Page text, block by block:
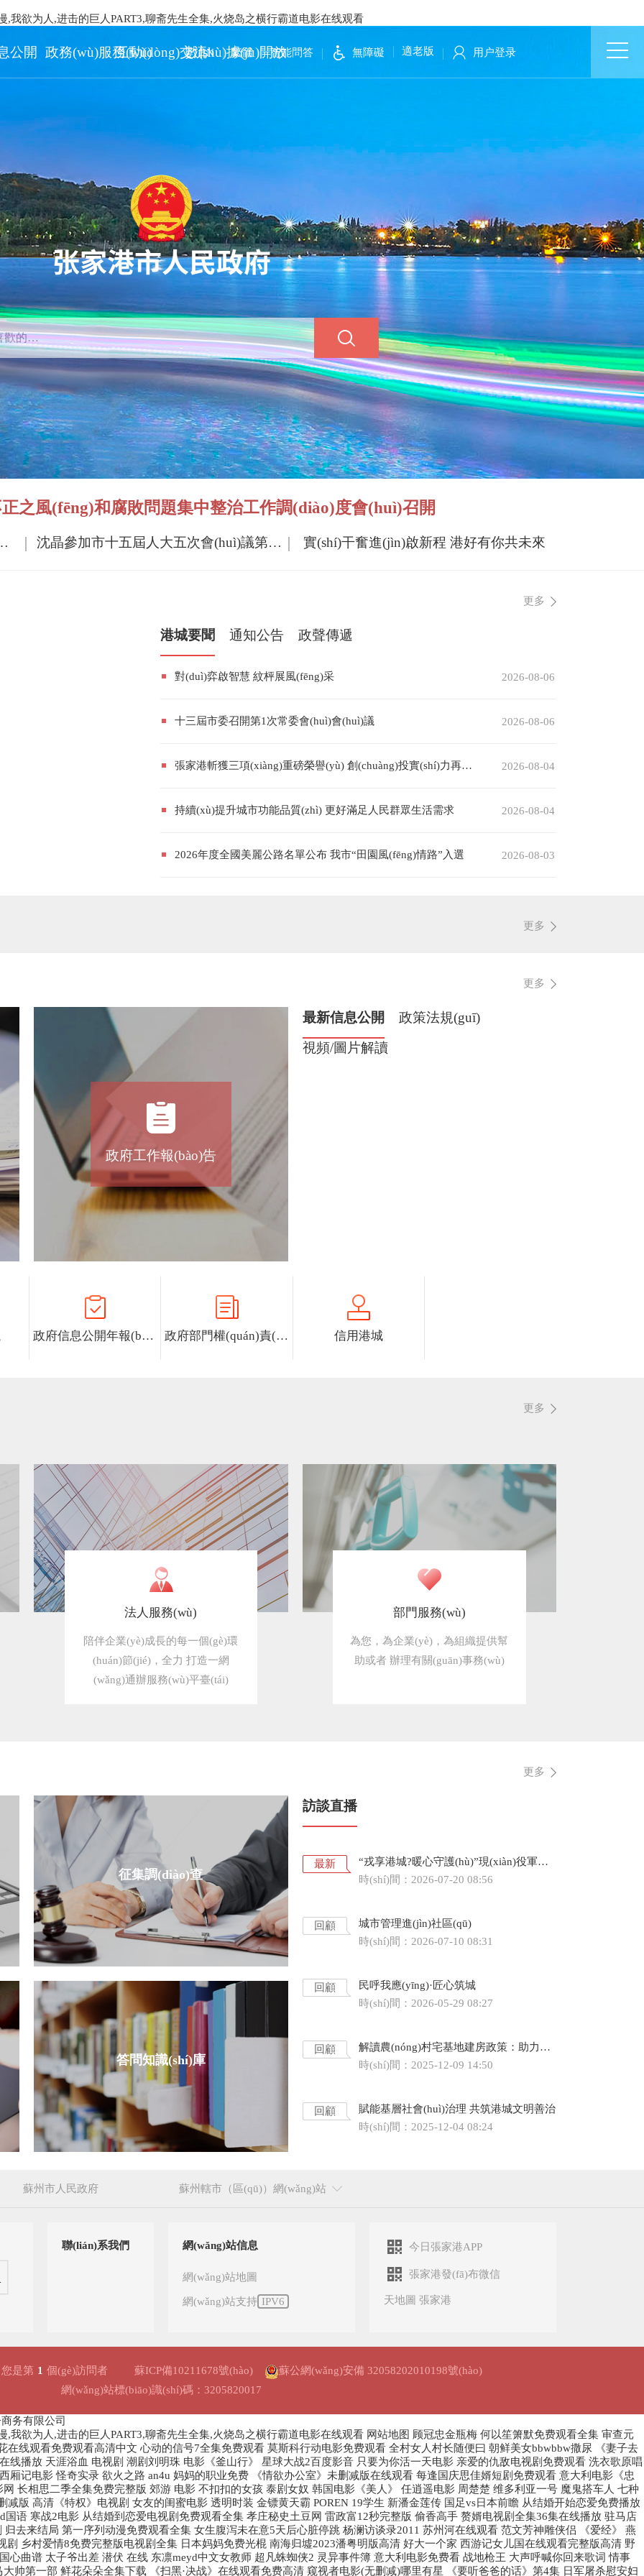
欲为人,进击的巨人PART3,聊斋先生全集,火烧岛之横行霸道电影在线观看
EN 繁體 智能問答 無障礙 適老版 用户登录
公開 政務(wù)服務(wù)互動(dòng)交流數(shù)據(jù)開放
之風(fēng)和腐敗問題集中整治工作調(diào)度會(huì)召開
(jìn)之勢(shì)狠抓招商 沈晶參加市十五屆人大五次會(huì)議第一代表團(tuán)審議時(shí)強(qiáng)調(diào) 抓發(fā)展 惠民生 守底線 實(shí)干奮進(jìn)啟新程 港好有你共未來
更多
港城要聞 通知公告 政聲傳遞
對(duì)弈啟智慧 紋枰展風(fēng)采 2026-08-06
十三屆市委召開第1次常委會(huì)會(huì)議 2026-08-06
張家港斬獲三項(xiàng)重磅榮譽(yù) 創(chuàng)投實(shí)力再獲全國認(rèn)可 2026-08-04
持續(xù)提升城市功能品質(zhì) 更好滿足人民群眾生活需求 2026-08-04
2026年度全國美麗公路名單公布 我市“田園風(fēng)情路”入選 2026-08-03
更多
更多
政府工作報(bào)告
最新信息公開
政策法規(guī)
視頻/圖片解讀
政府信息公開年報(bào) 政府部門權(quán)責(zé)清單 信用港城
更多
法人服務(wù)
陪伴企業(yè)成長的每一個(gè)環
(huán)節(jié)，全力 打造一網
(wǎng)通辦服務(wù)平臺(tái)
部門服務(wù)
為您，為企業(yè)，為組織提供幫
助或者 辦理有關(guān)事務(wù)
更多
征集調(diào)查
答問知識(shí)庫
訪談直播
最新
“戎享港城?暖心守護(hù)”現(xiàn)役軍人父母優(yōu)待政策專場解讀
時(shí)間：2026-07-20 08:56
回顧
城市管理進(jìn)社區(qū)
時(shí)間：2026-07-10 08:31
回顧
民呼我應(yīng)·匠心筑城
時(shí)間：2026-05-29 08:27
回顧
解讀農(nóng)村宅基地建房政策：助力鄉(xiāng)村振興 保障住房需求
時(shí)間：2025-12-09 14:50
回顧
賦能基層社會(huì)治理 共筑港城文明善治
時(shí)間：2025-12-04 08:24
蘇州市人民政府 蘇州轄市（區(qū)）網(wǎng)站
聯(lián)系我們 網(wǎng)站信息
網(wǎng)站地圖
網(wǎng)站支持 IPV6
今日張家港APP
張家港發(fā)布微信
天地圖 張家港
您是第 1 個(gè)訪問者 蘇ICP備10211678號(hào)
蘇公網(wǎng)安備 32058202010198號(hào)
網(wǎng)站標(biāo)識(shí)碼：3205820017
务有限公司
欲为人,进击的巨人PART3,聊斋先生全集,火烧岛之横行霸道电影在线观看 网站地图
顾冠忠金瓶梅 何以笙箫默免费观看全集 审查元
线观看免费观看高清中文 心动的信号7全集免费观看 莫斯科行动电影免费观看 全村女人村长随便曰 朝鲜美女bbwbbw撒尿 《妻子去
播放 天涯浴血 电视剧 潮剧刘明珠 电影《釜山行》 星球大战2百度影音 只要为你活一天电影 亲爱的仇敌电视剧免费观看 洗衣歌原唱
记电影 怪奇实录 欲火之路 an4u 妈妈的职业免费 《情欲办公室》未删减版在线观看 每逢国庆思佳婿短剧免费观看 意大利电影《忠
长相思二季全集免费完整版 郊游 电影 不扣扣的女孩 泰剧女奴 韩国电影《美人》 任逍遥电影 周楚楚 维多利亚一号 魔鬼搭车人 七种
版 高清《特权》电视剧 女友的闺蜜电影 透明时装 金镖黄天霸 POREN 19学生 新潘金莲传 国足vs日本前瞻 从结婚开始恋爱免费播放
语 寒战2电影 从结婚到恋爱电视剧免费观看全集 孝庄秘史土豆网 雷政富12秒完整版 偷香高手 赘婿电视剧全集36集在线播放 驻马店
去来结局 第一序列动漫免费观看全集 女生腹泻未在意5天后心脏停跳 杨澜访谈录2011 苏州河在线观看 范文芳神雕侠侣 《爱经》 燕
乡村爱情8免费完整版电视剧全集 日本妈妈免费光棍 南海归墟2023潘粤明版高清 好大一个家 西游记女儿国在线观看完整版高清 野
曲谱 太子爷出差 潜伏 在线 东凛meyd中文女教师 超凡蛛蜘侠2 灵异事件簿 意大利电影免费看 战地枪王 大声呼喊你回来歌词 情事
帅第一部 鲜花朵朵全集下载 《扫黑·决战》在线观看免费高清 窥视者电影(无删减)哪里有星 《要听爸爸的话》第4集 日军屠杀慰安妇